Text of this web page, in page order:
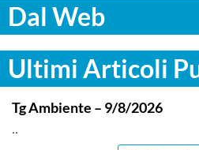
Dal Web
Ultimi Articoli
ITALPRESS
Tg Ambiente – 9/8/2026
..